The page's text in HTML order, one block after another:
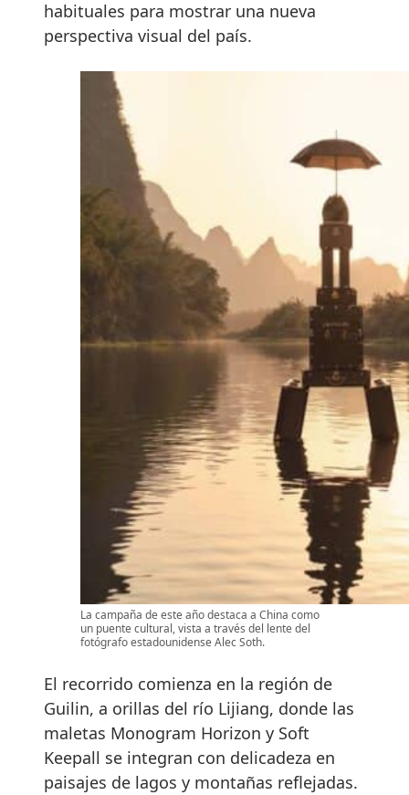
habituales para mostrar una nueva
perspectiva visual del país.
La campaña de este año destaca a China como
un puente cultural, vista a través del lente del
fotógrafo estadounidense Alec Soth.
El recorrido comienza en la región de
Guilin, a orillas del río Lijiang, donde las
maletas Monogram Horizon y Soft
Keepall se integran con delicadeza en
paisajes de lagos y montañas reflejadas.